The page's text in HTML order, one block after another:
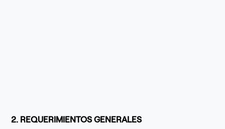
2. REQUERIMIENTOS GENERALES